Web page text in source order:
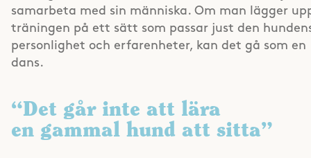
samarbeta med sin människa. Om man lägger
träningen på ett sätt som passar just den
personlighet och erfarenheter, kan det gå som en
dans.
“Det går inte att lära
en gammal hund att sitta”